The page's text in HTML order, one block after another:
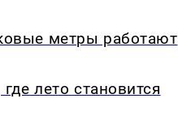
метры работают
лето становится